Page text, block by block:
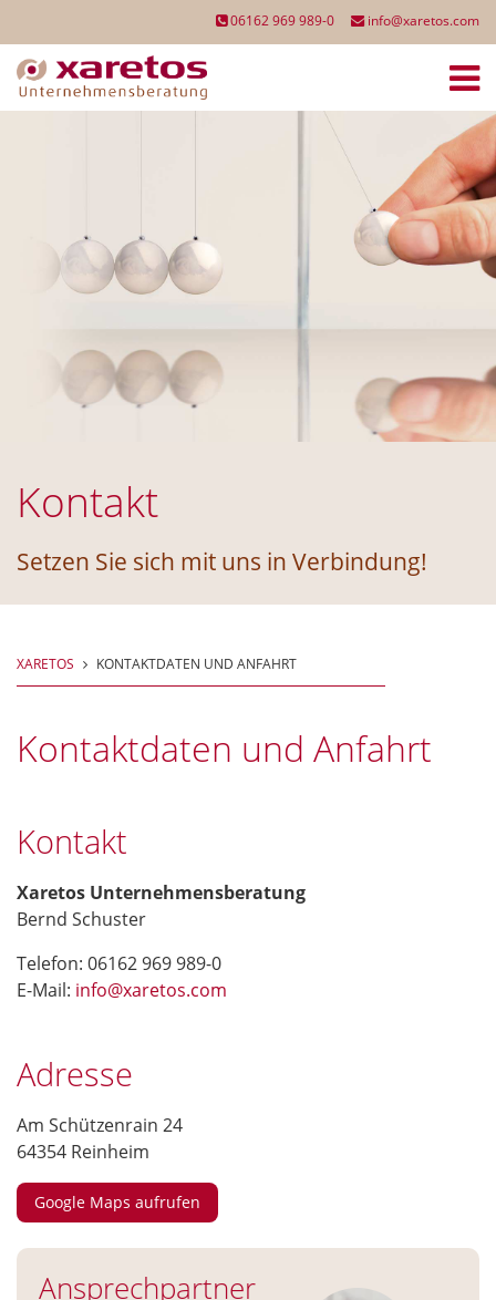
06162 969 989-0 info@xaretos.com
Kontakt
Setzen Sie sich mit uns in Verbindung!
XARETOS KONTAKTDATEN UND ANFAHRT
Kontaktdaten und Anfahrt
Kontakt
Xaretos Unternehmensberatung
Bernd Schuster
Telefon: 06162 969 989-0
E-Mail: info@xaretos.com
Adresse
Am Schützenrain 24
64354 Reinheim
Google Maps aufrufen
Ansprechpartner